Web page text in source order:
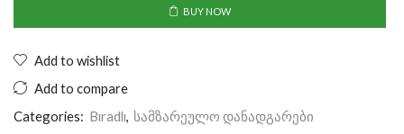
BUY NOW
Add to wishlist
Add to compare
Categories: Bıradlı, სამზარეულო დანადგარები